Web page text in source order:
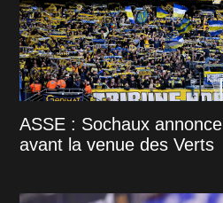
ASSE : Sochaux
avant la venue des Verts